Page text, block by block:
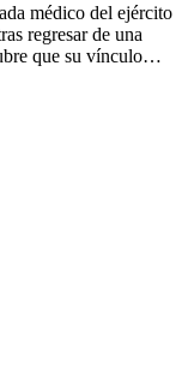
médico del ejército
regresar de una
que su vínculo…